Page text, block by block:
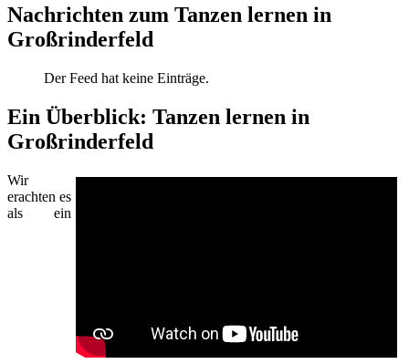
Nachrichten zum Tanzen lernen in
Großrinderfeld
Der Feed hat keine Einträge.
Ein Überblick: Tanzen lernen in
Großrinderfeld
Wir
erachten es
als ein